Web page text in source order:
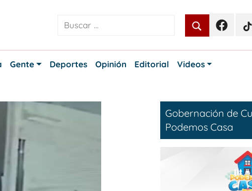
Facebook
Gente Deportes Opinión Editorial Videos
Gobernación de
Podemos Casa